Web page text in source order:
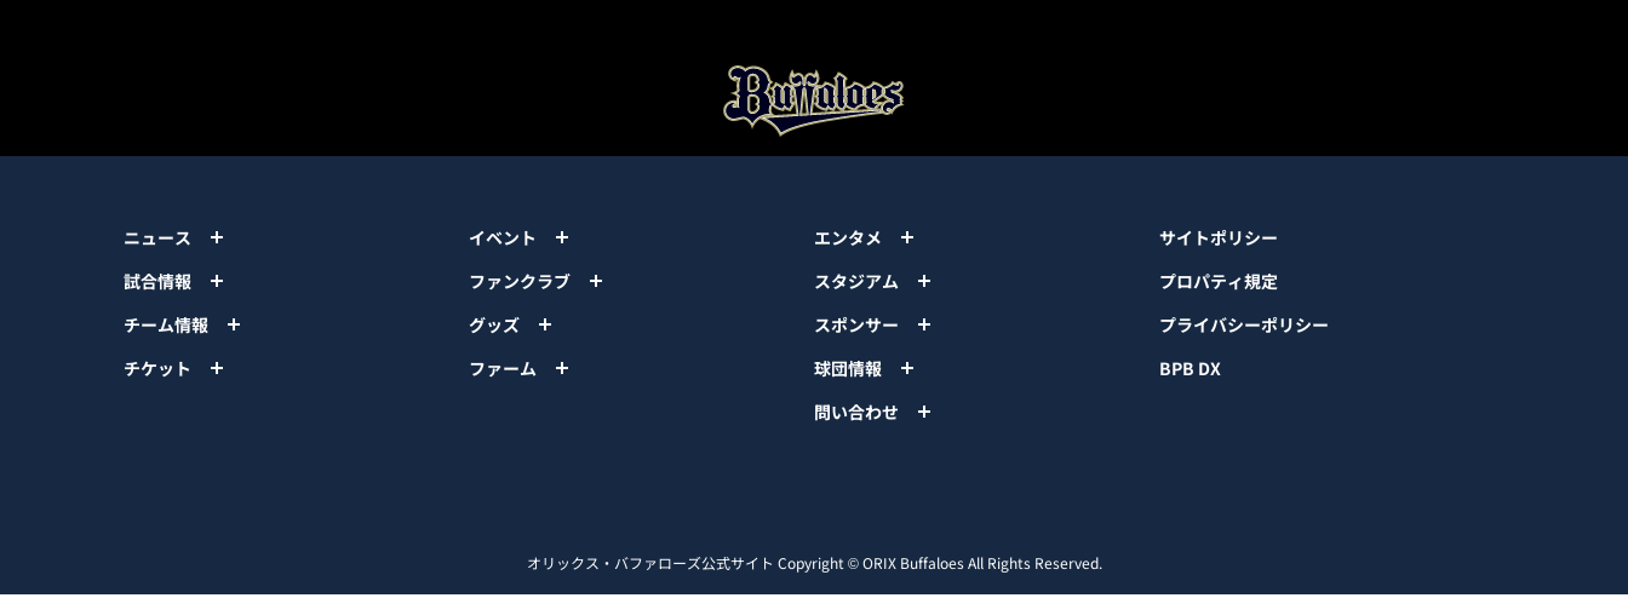
ニュース
試合情報
チーム情報
チケット
イベント
ファンクラブ
グッズ
ファーム
エンタメ
スタジアム
スポンサー
球団情報
問い合わせ
サイトポリシー
プロパティ規定
プライバシーポリシー
BPB DX
オリックス・バファローズ公式サイト Copyright © ORIX Buffaloes All Rights Reserved.